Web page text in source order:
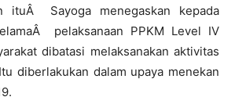
ituÂ Sayoga menegaskan kepada
pelaksanaan PPKM Level IV
dibatasi melaksanakan aktivitas
diberlakukan dalam upaya menekan